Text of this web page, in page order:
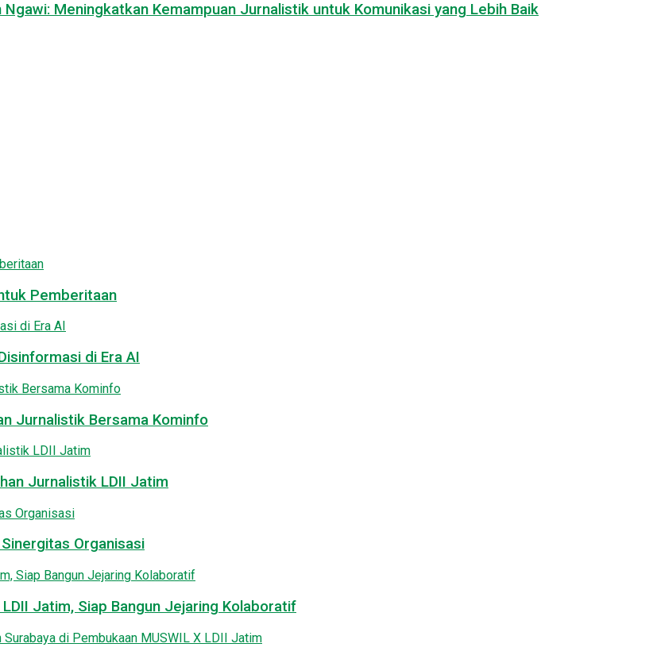
Meningkatkan Kemampuan Jurnalistik untuk Komunikasi yang Lebih Baik
Pemberitaan
di Era AI
Jurnalistik Bersama Kominfo
Jurnalistik LDII Jatim
Organisasi
Jatim, Siap Bangun Jejaring Kolaboratif